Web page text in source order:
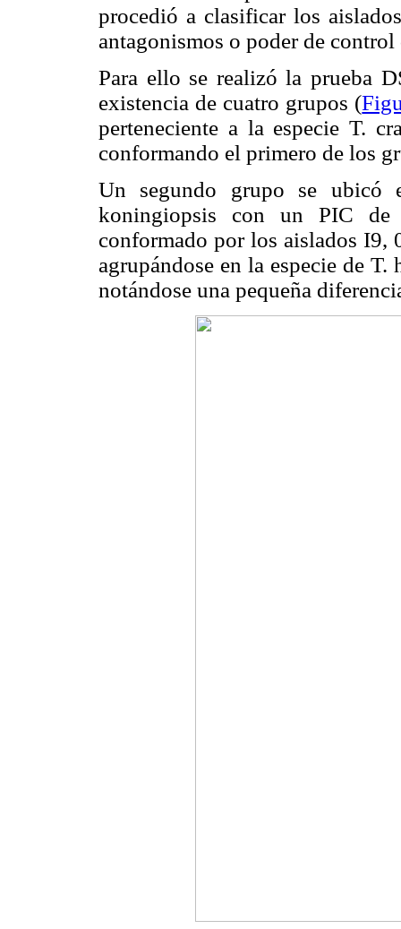
procedió a clasificar los
antagonismos o poder de
Para ello se realizó la prueba
existencia de cuatro grupos (
perteneciente a la especie T.
conformando el primero de los
Un segundo grupo se ubicó
koningiopsis con un PIC
conformado por los aislados I9,
agrupándose en la especie de
notándose una pequeña